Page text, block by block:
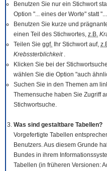
Benutzen Sie nur ein Stichwort
Option "... eines der Worte" statt
Benutzen Sie kurze und
einen Teil des Stichwortes, z.B.
Teilen Sie ggf. Ihr Stichwort auf,
Krebssterblichkeit .
Klicken Sie bei der
wählen Sie die Option "auch
Suchen Sie in den Themen am
Themensuche haben Sie Zugriff
Stichwortsuche.
Was sind gestaltbare Tabellen?
Vorgefertigte Tabellen
Benutzers. Aus diesem Grunde
Bundes in ihrem
Tabellen (in früheren Versionen: